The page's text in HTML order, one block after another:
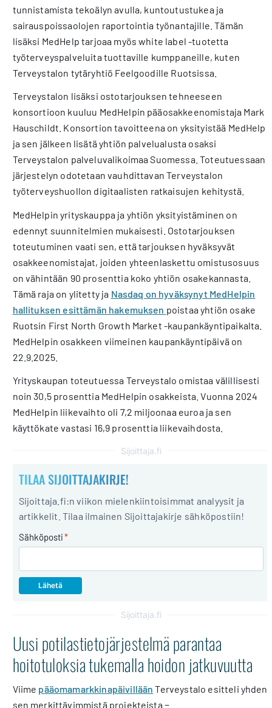
tunnistamista tekoälyn avulla, kuntoutustukea ja
sairauspoissaolojen raportointia työnantajille. Tämän
lisäksi MedHelp tarjoaa myös white label -tuotetta
työterveyspalveluita tuottaville kumppaneille, kuten
Terveystalon tytäryhtiö Feelgoodille Ruotsissa.
Terveystalon lisäksi ostotarjouksen tehneeseen
konsortioon kuuluu MedHelpin pääosakkeenomistaja Mark
Hauschildt. Konsortion tavoitteena on yksityistää MedHelp
ja sen jälkeen lisätä yhtiön palvelualusta osaksi
Terveystalon palveluvalikoimaa Suomessa. Toteutuessaan
järjestelyn odotetaan vauhdittavan Terveystalon
työterveyshuollon digitaalisten ratkaisujen kehitystä.
MedHelpin yrityskauppa ja yhtiön yksityistäminen on
edennyt suunnitelmien mukaisesti. Ostotarjouksen
toteutuminen vaati sen, että tarjouksen hyväksyvät
osakkeenomistajat, joiden yhteenlaskettu omistusosuus
on vähintään 90 prosenttia koko yhtiön osakekannasta.
Tämä raja on ylitetty ja Nasdaq on hyväksynyt MedHelpin
hallituksen esittämän hakemuksen poistaa yhtiön osake
Ruotsin First North Growth Market -kaupankäyntipaikalta.
MedHelpin osakkeen viimeinen kaupankäyntipäivä on
22.9.2025.
Yrityskaupan toteutuessa Terveystalo omistaa välillisesti
noin 30,5 prosenttia MedHelpin osakkeista. Vuonna 2024
MedHelpin liikevaihto oli 7,2 miljoonaa euroa ja sen
käyttökate vastasi 16,9 prosenttia liikevaihdosta.
Sijoittaja.fi
TILAA SIJOITTAJAKIRJE!
Sijoittaja.fi:n viikon mielenkiintoisimmat analyysit ja
artikkelit. Tilaa ilmainen Sijoittajakirje sähköpostiin!
Sähköposti*
Sijoittaja.fi
Uusi potilastietojärjestelmä parantaa
hoitotuloksia tukemalla hoidon jatkuvuutta
Viime pääomamarkkinapäivillään Terveystalo esitteli yhden
sen merkittävimmistä projekteista −